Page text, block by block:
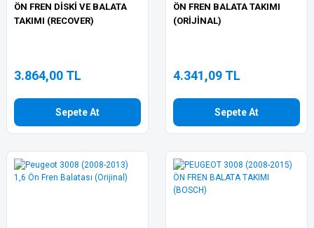
ÖN FREN DİSKİ VE BALATA
TAKIMI (RECOVER)
3.864,00 TL
Sepete At
ÖN FREN BALATA TAKIMI
(ORİJİNAL)
4.341,09 TL
Sepete At